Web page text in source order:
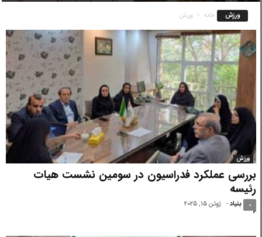
ورزش خانه ورزش
ورزش
بررسی عملکرد فدراسیون در سومین نشست هیات
رئیسه
بنیاد - ژوئن 15, 2025 0